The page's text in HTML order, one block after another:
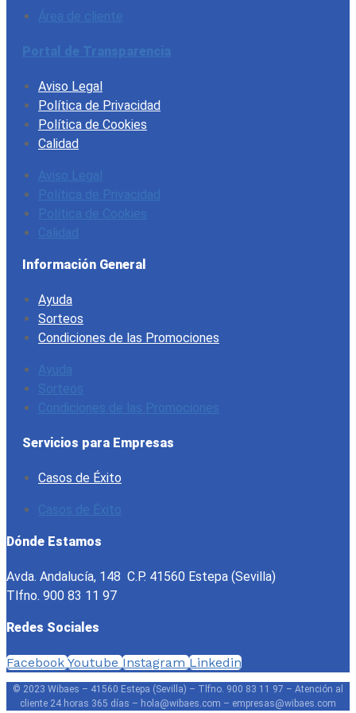
Área de cliente
Portal de Transparencia
Aviso Legal
Política de Privacidad
Política de Cookies
Calidad
Aviso Legal
Política de Privacidad
Política de Cookies
Calidad
Información General
Ayuda
Sorteos
Condiciones de las Promociones
Ayuda
Sorteos
Condiciones de las Promociones
Servicios para Empresas
Casos de Éxito
Casos de Éxito
Dónde Estamos
Avda. Andalucía, 148 C.P. 41560 Estepa (Sevilla)
Tlfno. 900 83 11 97
Redes Sociales
Facebook Youtube Instagram Linkedin
© 2023 Wibaes – 41560 Estepa (Sevilla) – Tlfno. 900 83 11 97 – Atención al
cliente 24 horas 365 días – hola@wibaes.com – empresas@wibaes.com